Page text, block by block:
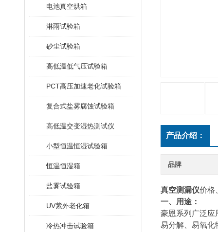
电池真空烘箱
淋雨试验箱
砂尘试验箱
高低温低气压试验箱
PCT高压加速老化试验箱
复合式盐雾腐蚀试验箱
高低温交变湿热测试仪
小型恒温恒湿试验箱
恒温恒湿箱
盐雾试验箱
UV紫外老化箱
冷热冲击试验箱
产品介绍：
品牌
真空测漏仪价格
一、用途：
豪恩系列 广泛应
易分解、易氧化